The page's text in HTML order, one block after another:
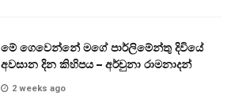
මේ ගෙවෙන්නේ මගේ පාර්ලිමේන්තු දිවියේ
අවසාන දින කිහිපය – අර්චුනා රාමනාදන්
2 weeks ago